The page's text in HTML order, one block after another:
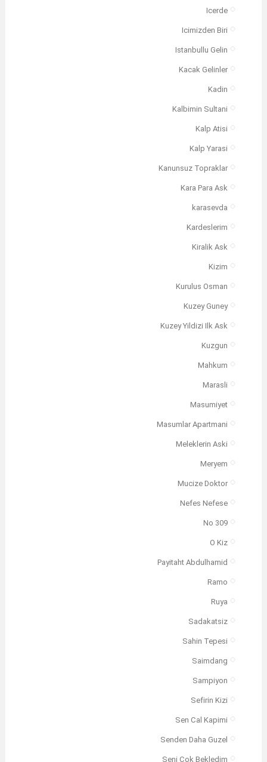
Icerde
Icimizden Biri
Istanbullu Gelin
Kacak Gelinler
Kadin
Kalbimin Sultani
Kalp Atisi
Kalp Yarasi
Kanunsuz Topraklar
Kara Para Ask
karasevda
Kardeslerim
Kiralik Ask
Kizim
Kurulus Osman
Kuzey Guney
Kuzey Yildizi Ilk Ask
Kuzgun
Mahkum
Marasli
Masumiyet
Masumlar Apartmani
Meleklerin Aski
Meryem
Mucize Doktor
Nefes Nefese
No 309
O Kiz
Payitaht Abdulhamid
Ramo
Ruya
Sadakatsiz
Sahin Tepesi
Saimdang
Sampiyon
Sefirin Kizi
Sen Cal Kapimi
Senden Daha Guzel